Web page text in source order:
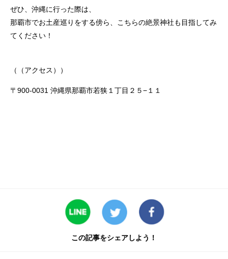
ぜひ、沖縄に行った際は、
那覇市でお土産巡りをする傍ら、こちらの絶景神社も目指してみ
てください！
（（アクセス））
〒900-0031 沖縄県那覇市若狭１丁目２５−１１
この記事をシェアしよう！